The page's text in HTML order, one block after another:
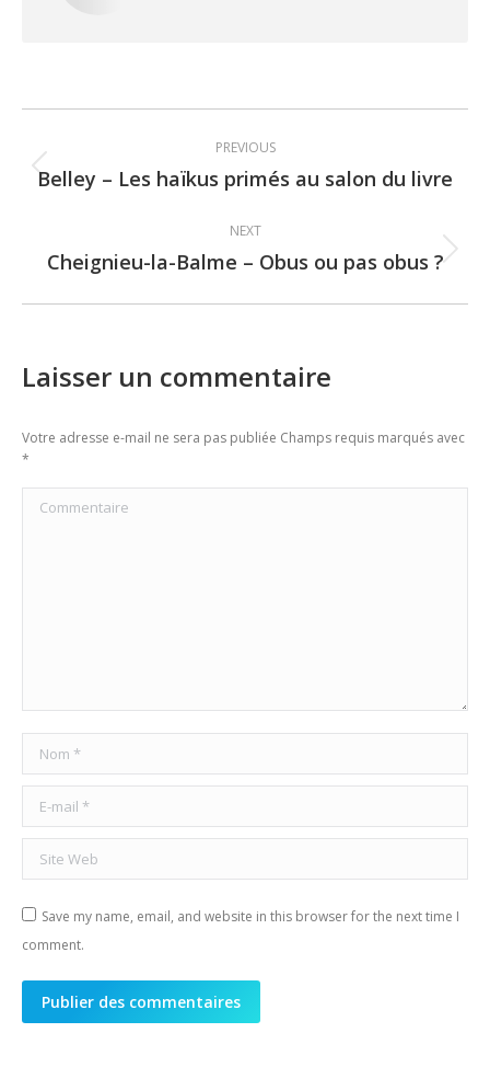
navigation
PREVIOUS
Previous
Belley – Les haïkus primés au salon du livre
NEXT
Next
Cheignieu-la-Balme – Obus ou pas obus ?
Laisser un commentaire
Votre adresse e-mail ne sera pas publiée Champs requis marqués avec
*
Commentaire
Nom *
E-mail *
Site Web
Save my name, email, and website in this browser for the next time I
comment.
Publier des commentaires